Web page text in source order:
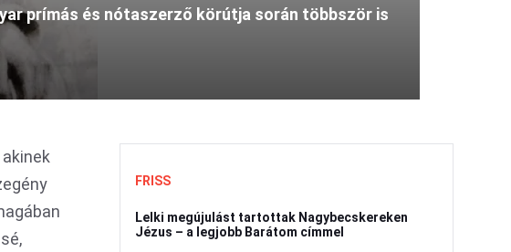
prímás és nótaszerző körútja során többször is
FRISS
Lelki megújulást tartottak Nagybecskereken
Jézus – a legjobb Barátom címmel